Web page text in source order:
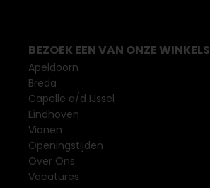
BEZOEK EEN VAN ONZE WINKELS
Apeldoorn
Breda
Capelle a/d IJssel
Eindhoven
Vianen
Openingstijden
Over Ons
Vacatures